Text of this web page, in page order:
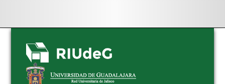
Skip
navigation